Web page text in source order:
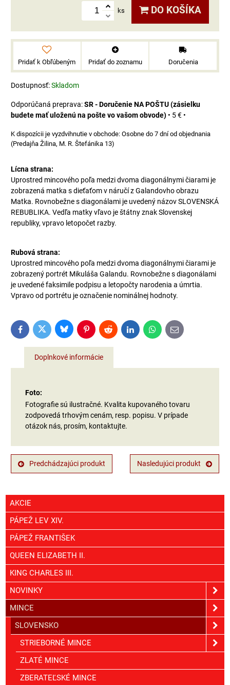
ks DO KOŠÍKA
Pridať k Obľúbeným Pridať do zoznamu Doručenia
Dostupnosť:Skladom
SR - Doručenie NA POŠTU (zásielku
budete mať uloženú na pošte vo vašom obvode) • 5 € •
Osobne do 7 dní od objednania
(Predajňa Žilina, M. R. Štefánika 13)
Lícna strana:
Uprostred mincového poľa medzi dvoma diagonálnymi čiarami je
zobrazená matka s dieťaťom v náručí z Galandovho obrazu
Matka. Rovnobežne s diagonálami je uvedený názov SLOVENSKÁ
REBUBLIKA. Vedľa matky vľavo je štátny znak Slovenskej
republiky, vpravo letopočet razby.
Rubová strana:
Uprostred mincového poľa medzi dvoma diagonálnymi čiarami je
zobrazený portrét Mikuláša Galandu. Rovnobežne s diagonálami
je uvedené faksimile podpisu a letopočty narodenia a úmrtia.
Vpravo od portrétu je označenie nominálnej hodnoty.
FacebookTwitter BlueskyPinterestReddit LinkedInWhatsApp
E-
mail
Doplnkové informácie
Foto:
Fotografie sú ilustračné. Kvalita kupovaného tovaru
zodpovedá trhovým cenám, resp. popisu. V prípade
otázok nás, prosím, kontaktujte.
Predchádzajúci produkt Nasledujúci produkt
AKCIE
PÁPEŽ LEV XIV.
PÁPEŽ FRANTIŠEK
QUEEN ELIZABETH II.
KING CHARLES III.
NOVINKY
MINCE
SLOVENSKO
STRIEBORNÉ MINCE
ZLATÉ MINCE
ZBERATEĽSKÉ MINCE